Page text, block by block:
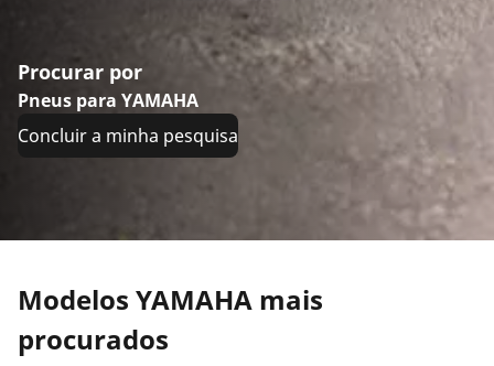
Procurar por
Pneus para YAMAHA
Concluir a minha pesquisa
Modelos YAMAHA mais
procurados